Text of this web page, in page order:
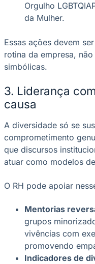
Orgulho
da Mulher.
Essas ações devem
rotina da empresa,
simbólicas.
3. Liderança
causa
A diversidade só se
comprometimento
que discursos
atuar como modelos
O RH pode apoiar
Mentorias
grupos
vivências com
promovendo
Indicadores de